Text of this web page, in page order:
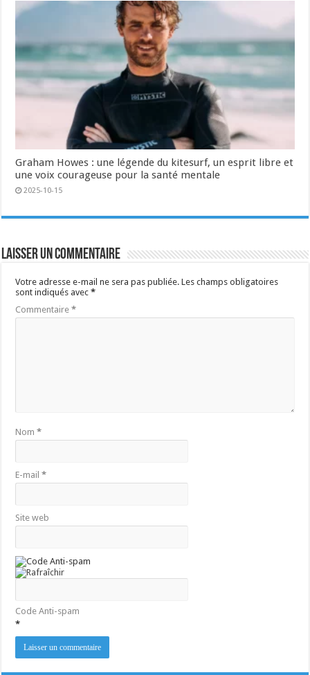
Graham Howes : une légende du kitesurf, un esprit libre et
une voix courageuse pour la santé mentale
2025-10-15
Laisser un commentaire
Votre adresse e-mail ne sera pas publiée. Les champs obligatoires
sont indiqués avec*
Commentaire*
Nom*
E-mail*
Site web
Code Anti-spam
*